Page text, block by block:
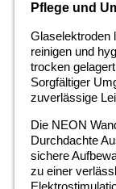
Pflege und
Glaselektroden
reinigen und
trocken
Sorgfältiger
zuverlässige
Die NEON
Durchdachte
sichere
zu einer